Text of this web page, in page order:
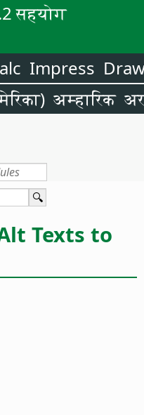
सहयोग
Impress
अम्हारिक
Texts to